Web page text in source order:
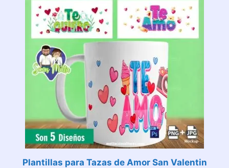
Plantillas para Tazas de Amor San Valentin